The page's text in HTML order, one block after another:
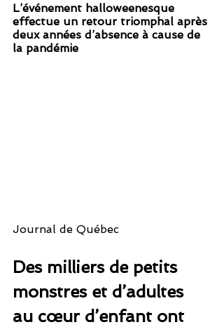
L’événement halloweenesque
effectue un retour triomphal après
deux années d’absence à cause de
la pandémie
Journal de Québec
Des milliers de petits
monstres et d’adultes
au cœur d’enfant ont